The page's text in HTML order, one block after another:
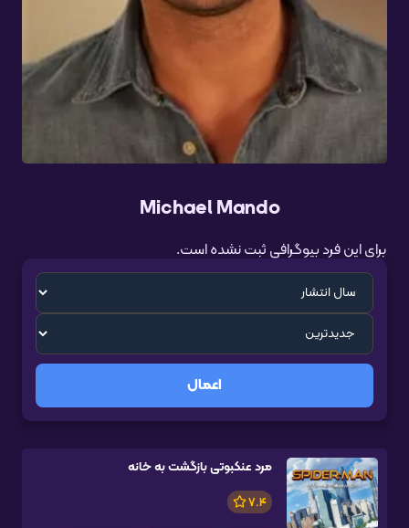
Michael Mando
برای این فرد بیوگرافی ثبت نشده است.
اعمال
مرد عنکبوتی بازگشت به خانه
7.4